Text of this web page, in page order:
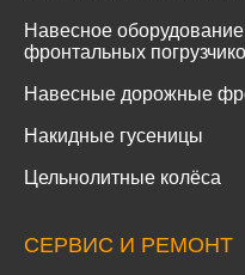
Навесное
фронтальных
Навесные дорожные
Накидные гусеницы
Цельнолитные колёса
СЕРВИС И РЕМОНТ